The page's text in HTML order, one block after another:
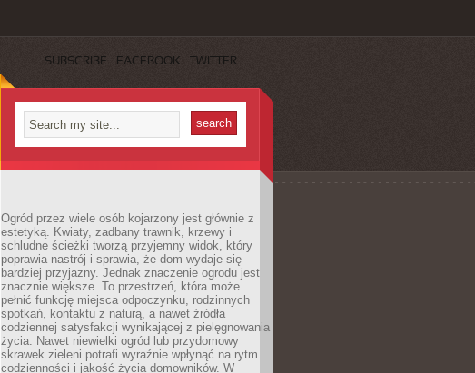
SUBSCRIBE FACEBOOK TWITTER
Ogród przez wiele osób kojarzony jest głównie z
estetyką. Kwiaty, zadbany trawnik, krzewy i
schludne ścieżki tworzą przyjemny widok, który
poprawia nastrój i sprawia, że dom wydaje się
bardziej przyjazny. Jednak znaczenie ogrodu jest
znacznie większe. To przestrzeń, która może
pełnić funkcję miejsca odpoczynku, rodzinnych
spotkań, kontaktu z naturą, a nawet źródła
codziennej satysfakcji wynikającej z pielęgnowania
życia. Nawet niewielki ogród lub przydomowy
skrawek zieleni potrafi wyraźnie wpłynąć na rytm
codzienności i jakość życia domowników. W